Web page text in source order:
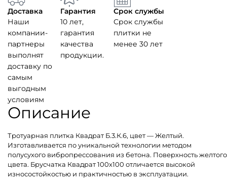
Доставка
Наши
компании-
партнеры
выполнят
доставку по
самым
выгодным
условиям
Гарантия
10 лет,
гарантия
качества
продукции.
Срок службы
Срок службы
плитки не
менее 30 лет
Описание
Тротуарная плитка Квадрат Б.3.К.6, цвет — Желтый.
Изготавливается по уникальной технологии методом
полусухого вибропрессования из бетона. Поверхность желтого
цвета. Брусчатка Квадрат 100х100 отличается высокой
износостойкостью и практичностью в эксплуатации.